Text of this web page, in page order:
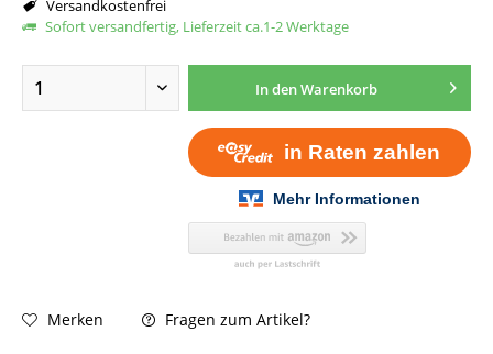
Versandkostenfrei
Sofort versandfertig, Lieferzeit ca.1-2 Werktage
In denWarenkorb
Merken Fragen zum Artikel?